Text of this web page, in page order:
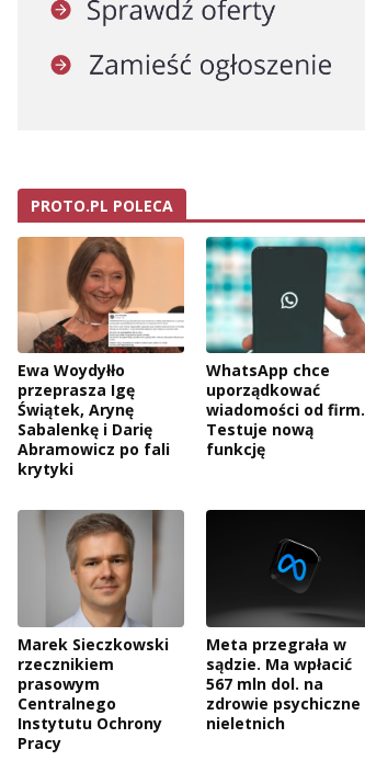
PROTO.PL POLECA
Ewa Woydyłło
przeprasza Igę
Świątek, Arynę
Sabalenkę i Darię
Abramowicz po fali
krytyki
WhatsApp chce
uporządkować
wiadomości od firm.
Testuje nową
funkcję
Marek Sieczkowski
rzecznikiem
prasowym
Centralnego
Instytutu Ochrony
Pracy
Meta przegrała w
sądzie. Ma wpłacić
567 mln dol. na
zdrowie psychiczne
nieletnich